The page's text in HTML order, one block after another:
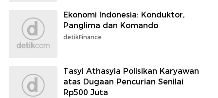
Ekonomi Indonesia: Konduktor,
Panglima dan Komando
detikFinance
Tasyi Athasyia Polisikan Karyawan
atas Dugaan Pencurian Senilai
Rp500 Juta